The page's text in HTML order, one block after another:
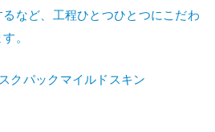
など、工程ひとつひとつにこだわ
。
クパックマイルドスキン